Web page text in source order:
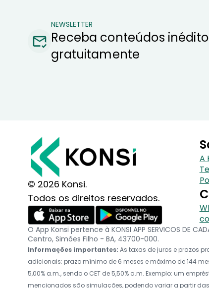
NEWSLETTER
Receba conteúdos
gratuitamente
© 2026 Konsi.
Todos os direitos reservados.
A
O App Konsi pertence à KONSI APP SERVICOS DE
Centro, Simões Filho - BA, 43700-000.
Informações importantes: As taxas de juros e prazos
adicionais: prazo mínimo de 6 meses e máximo de 144
5,00% a.m., sendo o CET de 5,50% a.m. Exemplo: um
mencionados são simulações, podendo variar a partir